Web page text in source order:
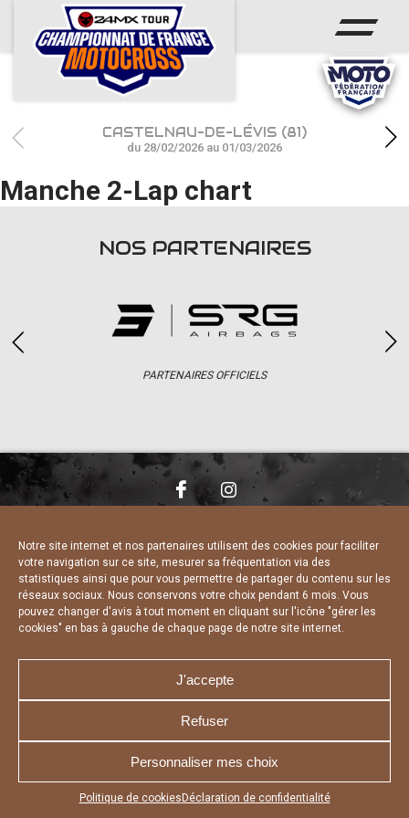
Notre site internet et nos partenaires utilisent des cookies pour faciliter
votre navigation sur ce site, mesurer sa fréquentation via des
statistiques ainsi que pour vous permettre de partager du contenu sur les
réseaux sociaux. Nous conservons votre choix pendant 6 mois. Vous
pouvez changer d'avis à tout moment en cliquant sur l'icône "gérer les
cookies" en bas à gauche de chaque page de notre site internet.
J'accepte
Refuser
Personnaliser mes choix
Politique de cookies Déclaration de confidentialité
Appuyez sur le bouton partager en bas de votre
ACCUEIL
ACTUS
CALENDRIER
RÉSULTATS
PHOTOS / WEB TV
CASTELNAU-DE-LÉVIS (81)
du 28/02/2026 au 01/03/2026
Manche 2-Lap chart
NOS PARTENAIRES
PARTENAIRES OFFICIELS
CHARTE DE CONFIDENTIALITÉ
DÉCLARATION DE CONFIDENTIALITÉ
POLITIQUE D’UTILISATION DES COOKIES
RÉALISÉ PAR L’AGENCE WEB A3 WEB